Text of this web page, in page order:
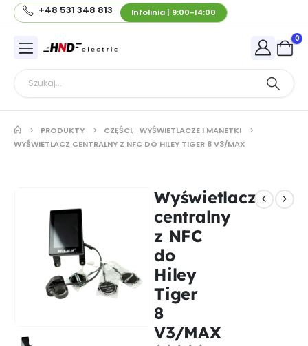
+48 531 348 813 Infolinia | 9:00-14:00
0
PRODUKTY CZĘŚCI, WYŚWIETLACZE I MANETKI
WYŚWIETLACZ CENTRALNY Z NFC DO HILEY TIGER 8 V3/MAX
Wyświetlacz
centralny
z NFC
do
Hiley
Tiger
8
V3/MAX